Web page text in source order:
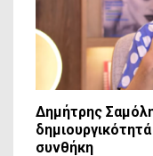
Δημήτρης
συνθήκη